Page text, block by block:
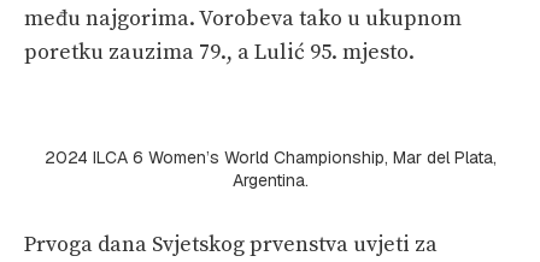
među najgorima. Vorobeva tako u ukupnom
poretku zauzima 79., a Lulić 95. mjesto.
2024 ILCA 6 Women’s World Championship, Mar del Plata,
Argentina.
Prvoga dana Svjetskog prvenstva uvjeti za